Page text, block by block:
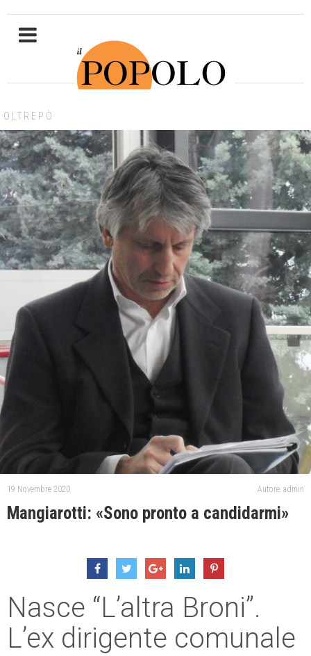
OLTREPÒ
19 Novembre 2020 Autore: admin
Mangiarotti: «Sono pronto a candidarmi»
Nasce “L’altra Broni”.
L’ex dirigente comunale